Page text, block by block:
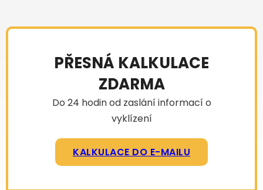
PŘESNÁ KALKULACE
ZDARMA
Do 24 hodin od zaslání informací o
vyklízení
KALKULACE DO E-MAILU